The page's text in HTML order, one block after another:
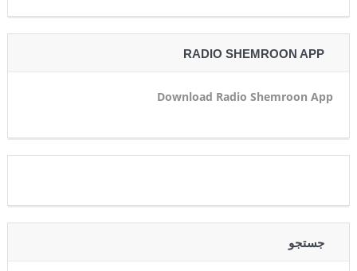
RADIO SHEMROON APP
Download Radio Shemroon App
جستجو